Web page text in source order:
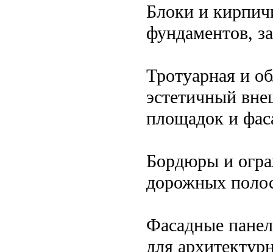
Блоки и
фундаментов,
Тротуарная и
эстетичный
площадок и
Бордюры и
дорожных
Фасадные
для